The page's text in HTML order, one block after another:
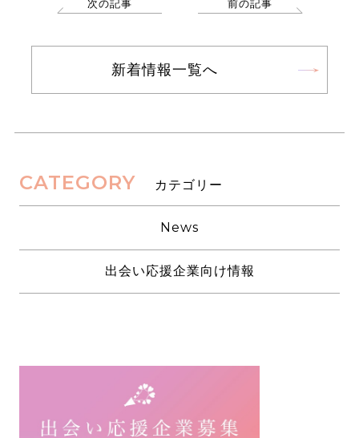
次の記事 前の記事
新着情報一覧へ
CATEGORY カテゴリー
News
出会い応援企業向け情報